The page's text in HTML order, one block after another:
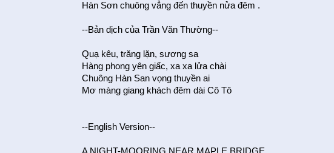
Hàn Sơn chuông vẳng đến thuyền nửa đêm .
--Bản dịch của Trần Văn Thường--
Quạ kêu, trăng lặn, sương sa
Hàng phong yên giấc, xa xa lửa chài
Chuông Hàn San vọng thuyền ai
Mơ màng giang khách đêm dài Cô Tô
--English Version--